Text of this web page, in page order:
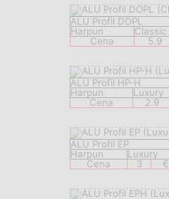
ALU Profil DOPL
Harpun
Classic
Cena
5.9
ALU Profil HP-H
Harpun
Luxury
Cena
2.9
ALU Profil EP
Harpun
Luxury
Cena
3 €